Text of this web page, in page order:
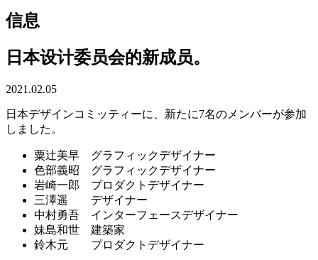
信息
日本设计委员会的新成员。
2021.02.05
日本デザインコミッティーに、新たに7名のメンバーが参加
しました。
粟辻美早 グラフィックデザイナー
色部義昭 グラフィックデザイナー
岩崎一郎 プロダクトデザイナー
三澤遥 デザイナー
中村勇吾 インターフェースデザイナー
妹島和世 建築家
鈴木元 プロダクトデザイナー